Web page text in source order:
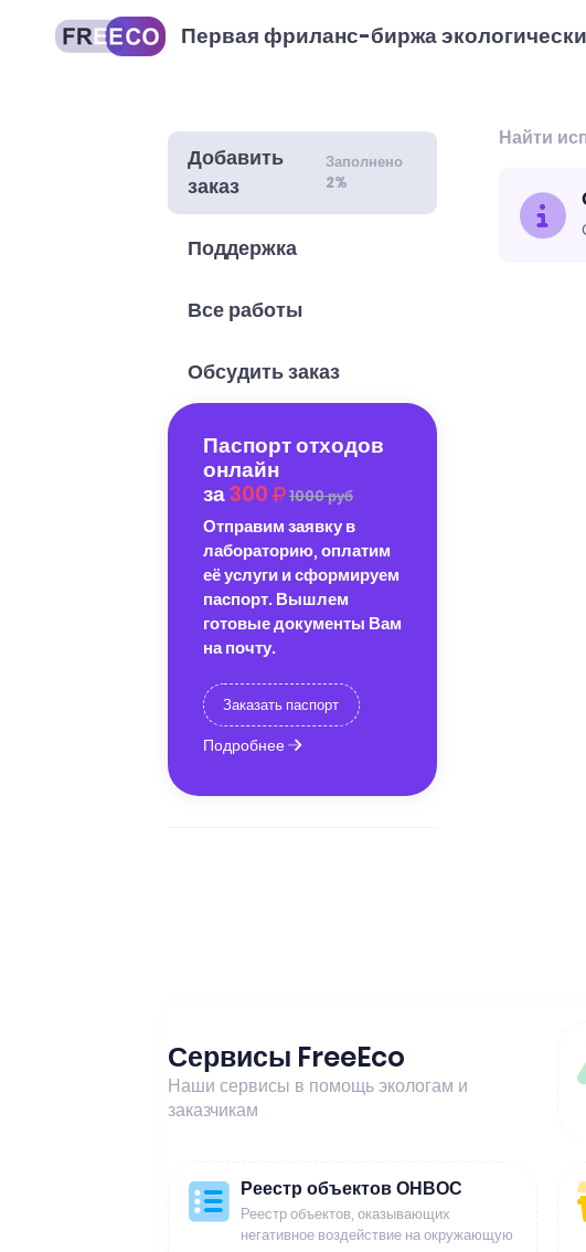
Первая фриланс-биржа
Добавить
заказ
Заполнено
2%
Поддержка
Все работы
Обсудить заказ
Паспорт отходов
онлайн
за300 1000 руб
Отправим заявку в
лабораторию, оплатим
её услуги и сформируем
паспорт. Вышлем
готовые документы Вам
на почту.
Заказать паспорт
Подробнее
Найти
Сервисы FreeEco
Наши сервисы в помощь экологам и
заказчикам
Реестр объектов ОНВОС
Реестр объектов, оказывающих
негативное воздействие на окружающую